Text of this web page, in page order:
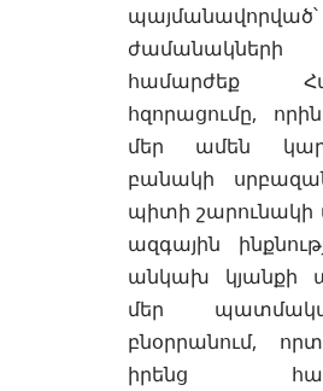
համարժեք
հզորացումը,
մեր ամեն
բանակի
պիտի շարունակի
ազգային
անկախ կյանքի
մեր
բնօրրանում,
իրենց